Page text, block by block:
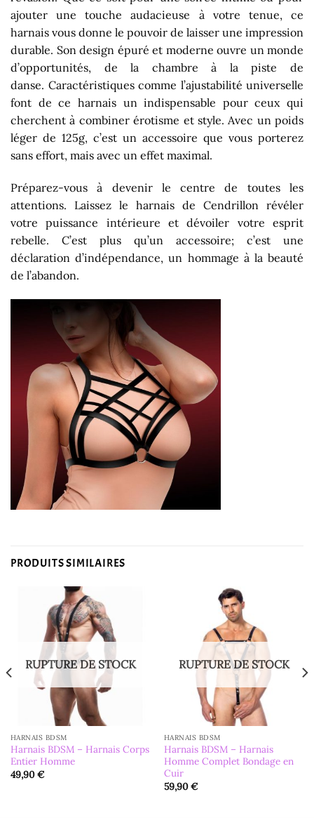
ajouter une touche audacieuse à votre tenue, ce
harnais vous donne le pouvoir de laisser une impression
durable. Son design épuré et moderne ouvre un monde
d’opportunités, de la chambre à la piste de
danse. Caractéristiques comme l’ajustabilité universelle
font de ce harnais un indispensable pour ceux qui
cherchent à combiner érotisme et style. Avec un poids
léger de 125g, c’est un accessoire que vous porterez
sans effort, mais avec un effet maximal.
Préparez-vous à devenir le centre de toutes les
attentions. Laissez le harnais de Cendrillon révéler
votre puissance intérieure et dévoiler votre esprit
rebelle. C’est plus qu’un accessoire; c’est une
déclaration d’indépendance, un hommage à la beauté
de l’abandon.
PRODUITS SIMILAIRES
RUPTURE DE STOCK
HARNAIS BDSM
Harnais BDSM – Harnais Corps
Entier Homme
49,90€
RUPTURE DE STOCK
HARNAIS BDSM
Harnais BDSM – Harnais
Homme Complet Bondage en
Cuir
59,90€